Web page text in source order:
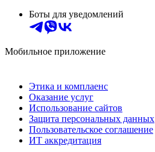
Боты для уведомлений
Мобильное приложение
Этика и комплаенс
Оказание услуг
Использование сайтов
Защита персональных данных
Пользовательское соглашение
ИТ аккредитация